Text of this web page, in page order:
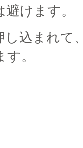
けます。
込まれて
。